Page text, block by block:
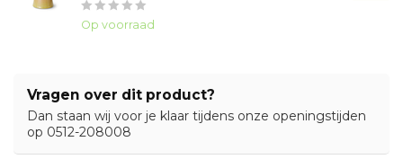
Op voorraad
Vragen over dit product?
Dan staan wij voor je klaar tijdens onze openingstijden
op 0512-208008